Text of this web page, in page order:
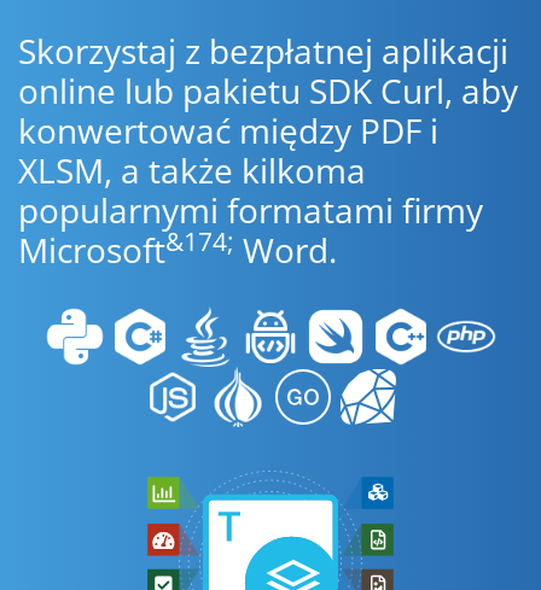
Skorzystaj z bezpłatnej aplikacji
online lub pakietu SDK Curl, aby
konwertować między PDF i
XLSM, a także kilkoma
popularnymi formatami firmy
Microsoft&174; Word.